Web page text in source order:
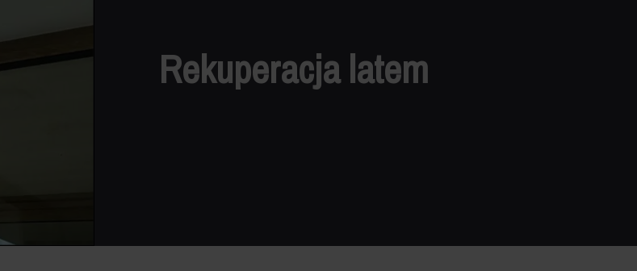
Rekuperacja latem